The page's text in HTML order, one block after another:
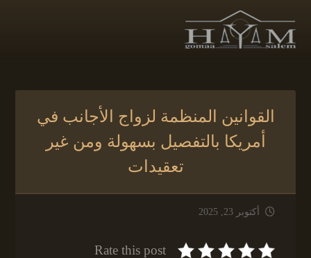
القوانين المنظمة لزواج الأجانب في
أمريكا بالتفصيل بسهولة ومن غير
تعقيدات
أكتوبر 23, 2025
Rate this post